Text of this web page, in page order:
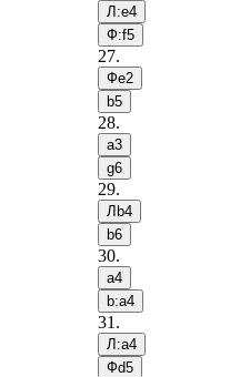
Л:e4
Ф:f5
27.
Фe2
b5
28.
a3
g6
29.
Лb4
b6
30.
a4
b:a4
31 .
Л:a4
Фd5